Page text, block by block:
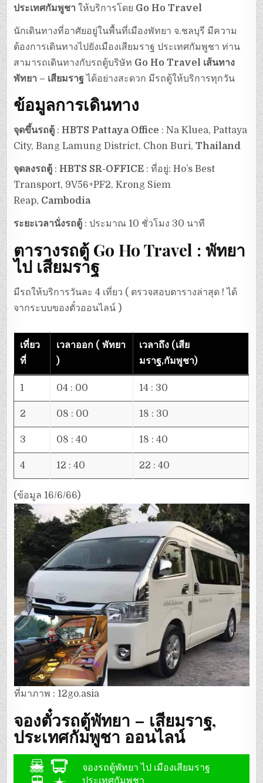
ประเทศกัมพูชา ให้บริการโดย Go Ho Travel
นักเดินทางที่อาศัยอยู่ในพื้นที่เมืองพัทยา จ.ชลบุรี มีความ
ต้องการเดินทางไปยังเมืองเสียมราฐ ประเทศกัมพูชา ท่าน
สามารถเดินทางกับรถตู้บริษัท Go Ho Travel เส้นทาง
พัทยา – เสียมราฐได้อย่างสะดวก มีรถตู้ให้บริการทุกวัน
ข้อมูลการเดินทาง
จุดขึ้นรถตู้ : HBTS Pattaya Office : Na Kluea, Pattaya
City, Bang Lamung District, Chon Buri,Thailand
จุดลงรถตู้ : HBTS SR-OFFICE : ที่อยู่: Ho’s Best
Transport, 9V56+PF2, Krong Siem
Reap, Cambodia
ระยะเวลานั่งรถตู้ : ประมาณ 10 ชั่วโมง 30 นาที
ตารางรถตู้ Go Ho Travel : พัทยา
ไป เสียมราฐ
มีรถให้บริการวันละ 4 เที่ยว ( ตรวจสอบตารางล่าสุด ! ได้
จากระบบของตั๋วออนไลน์ )
เที่ยว
ที่
เวลาออก ( พัทยา
)
เวลาถึง (เสีย
มราฐ,กัมพูชา)
1 04 : 00 14 : 30
2 08 : 00 18 : 30
3 08 : 40 18 : 40
4 12 : 40 22 : 40
(ข้อมูล 16/6/66)
ที่มาภาพ : 12go.asia
จองตั๋วรถตู้พัทยา – เสียมราฐ,
ประเทศกัมพูชา ออนไลน์
จองรถตู้พัทยา ไป เมืองเสียมราฐ
ประเทศกัมพูชา